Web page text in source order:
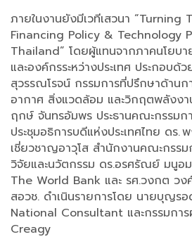
ภายในงานยังมีเวทีเสวนา
Financing Policy & Technology
Thailand” โดยผู้แทนจากภาคนโยบ
และองค์กรระหว่างประเทศ ประกอบ
สุวรรณโรจน์ กรรมการที่ปรึกษาด้าน
อากาศ สิ่งแวดล้อม และวิกฤตพลังง
ฤกษ์ จันทรอัมพร ประธานคณะกรรมก
ประชุมอธิการบดีแห่งประเทศไทย ด
เชี่ยวชาญอาวุโส สำนักงานคณะกรรม
วิจัยและนวัตกรรม ดร.อรศรัณย์ มนูอ
The World Bank และ รศ.วงกต ว
สอวช. ดำเนินรายการโดย นายบุญร
National Consultant และกรรมกา
Creagy